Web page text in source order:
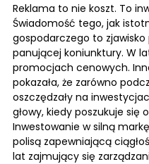
Reklama to nie koszt. To
Świadomość tego, jak
gospodarczego to
panującej koniunktury. W
promocjach cenowych.
pokazała, że zarówno
oszczędzały na
głowy, kiedy poszukuje
Inwestowanie w silną
polisą zapewniającą
lat zajmujący się